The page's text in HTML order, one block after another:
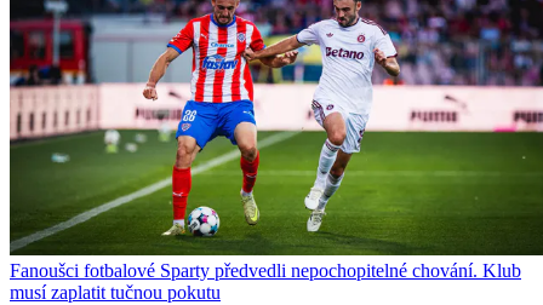
Fanoušci fotbalové Sparty předvedli nepochopitelné chování. Klub
musí zaplatit tučnou pokutu